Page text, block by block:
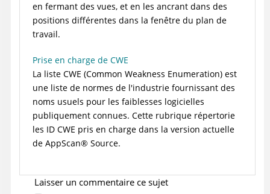
en fermant des vues, et en les ancrant dans des
positions différentes dans la fenêtre du plan de
travail.
Prise en charge de CWE
La liste CWE (Common Weakness Enumeration) est
une liste de normes de l'industrie fournissant des
noms usuels pour les faiblesses logicielles
publiquement connues. Cette rubrique répertorie
les ID CWE pris en charge dans la version actuelle
de AppScan® Source.
Laisser un commentaire ce sujet